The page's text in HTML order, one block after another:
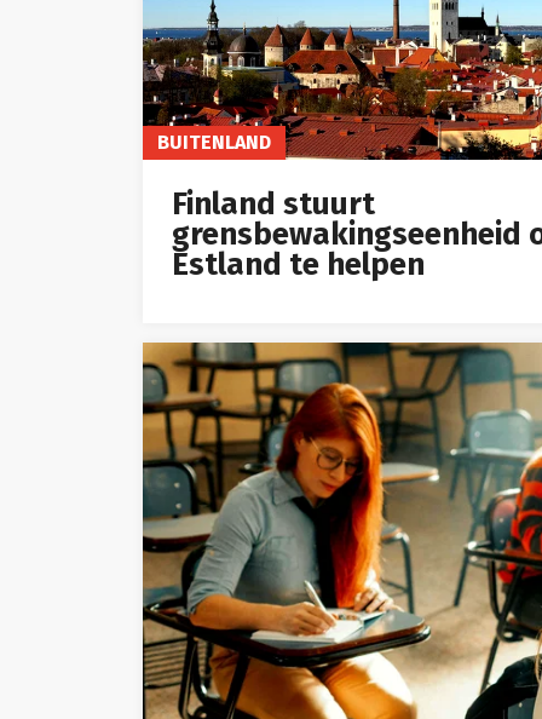
BUITENLAND
Finland stuurt
grensbewakingseenheid
Estland te helpen